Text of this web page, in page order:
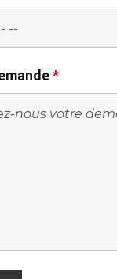
*